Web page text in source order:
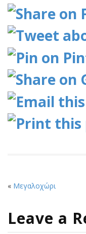
« Μεγαλοχώρι
Leave a